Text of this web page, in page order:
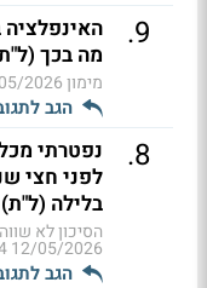
9
.
מה בכך
מימון23:37
הגב
8
.
נפטרתי
לפני חצי
בלילה (ל"ת)
הסיכון לא
12/05/2026 23:14
הגב